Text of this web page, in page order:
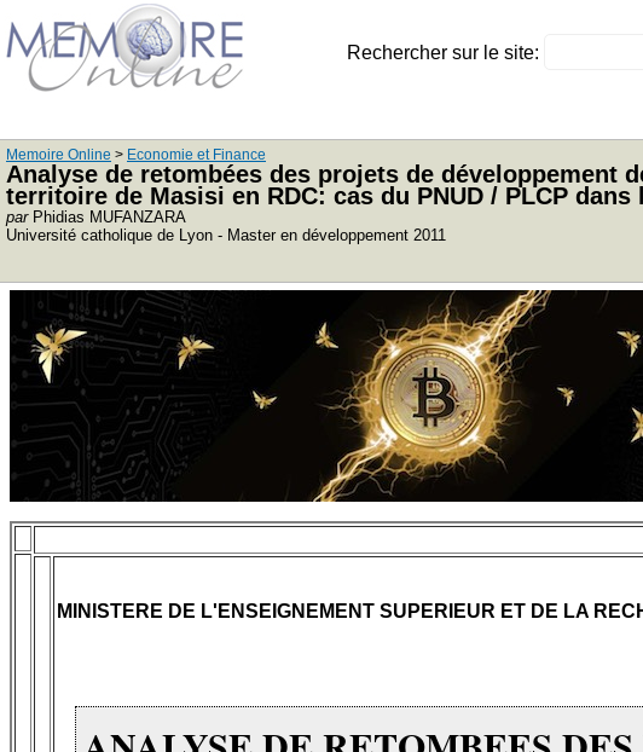
Rechercher sur le site:
Memoire Online > Economie et Finance
Analyse de retombées des projets de développement
territoire de Masisi en RDC: cas du PNUD / PLCP
parPhidias MUFANZARA
Université catholique de Lyon - Master en développement 2011
MINISTERE DE L'ENSEIGNEMENT SUPERIEUR ET DE LA